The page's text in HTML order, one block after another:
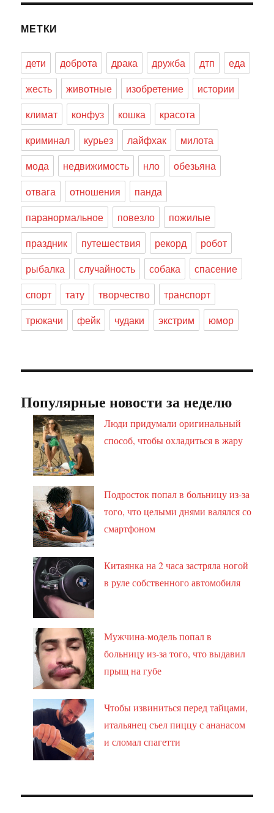
МЕТКИ
дети доброта драка дружба дтп
еда
жесть
животные изобретение
истории
климат
конфуз кошка
красота
криминал
курьез лайфхак
милота
мода
недвижимость нло
обезьяна
отвага
отношения
панда
паранормальное
повезло
пожилые
праздник
путешествия рекорд
робот
рыбалка
случайность собака
спасение
спорт
тату творчество
транспорт
трюкачи
фейк чудаки экстрим юмор
Популярные новости за неделю
Люди придумали оригинальный
способ, чтобы охладиться в жару
Подросток попал в больницу из-за
того, что целыми днями валялся со
смартфоном
Китаянка на 2 часа застряла ногой
в руле собственного автомобиля
Мужчина-модель попал в
больницу из-за того, что выдавил
прыщ на губе
Чтобы извиниться перед тайцами,
итальянец съел пиццу с ананасом
и сломал спагетти